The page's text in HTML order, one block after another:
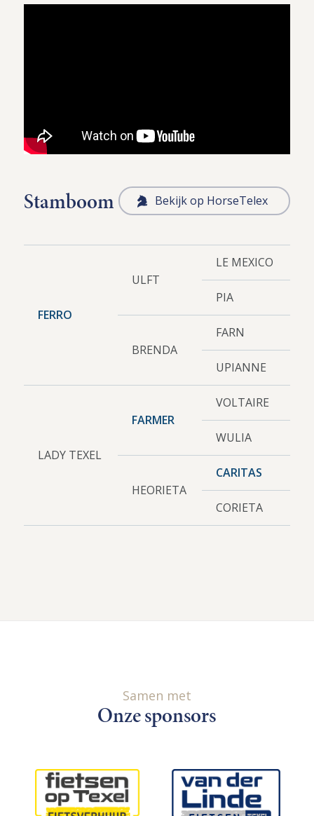
Stamboom Bekijk op HorseTelex
FERRO
ULFT
LE MEXICO
PIA
BRENDA
FARN
UPIANNE
LADY TEXEL
FARMER
VOLTAIRE
WULIA
HEORIETA
CARITAS
CORIETA
Samen met
Onze sponsors